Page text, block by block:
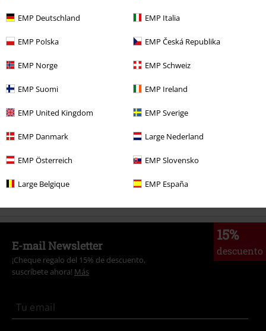
EMP Deutschland EMP Italia
EMP Polska EMP Česká Republika
EMP Norge EMP Schweiz
EMP Suomi EMP Ireland
EMP United Kingdom EMP Sverige
EMP Danmark Large Nederland
EMP Österreich EMP Slovensko
Large Belgique EMP España
Desde23,99 €
Más categorías. Más opciones
Nuevo Ropa Camisetas
Ropa & accesorios Tops Camisetas
Estilos Ropa negra Camisetas negras
Estilos Motero Ropa
Estilos Motero
15%
descuento
E-mail Newsletter
¡Cheque regalo del 15% de descuento,
suscríbete ahora! Más